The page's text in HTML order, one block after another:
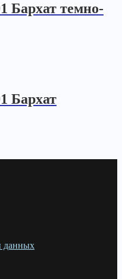
Бархат темно-
Бархат
данных